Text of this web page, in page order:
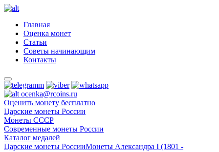
Главная
Оценка монет
Статьи
Советы начинающим
Контакты
ocenka@rcoins.ru
Оценить монету бесплатно
Царские монеты России
Монеты СССР
Современные монеты России
Каталог медалей
Царские монеты РоссииМонеты Александра I (1801 -